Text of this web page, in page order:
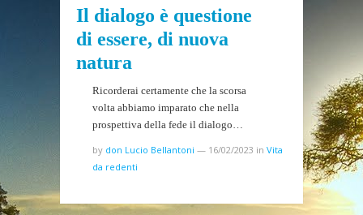
Il dialogo è questione
di essere, di nuova
natura
Ricorderai certamente che la scorsa
volta abbiamo imparato che nella
prospettiva della fede il dialogo…
by don Lucio Bellantoni — 16/02/2023 in Vita
da redenti